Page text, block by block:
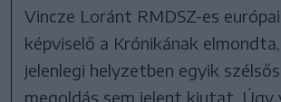
Vincze Loránt RMDSZ-es
képviselő a Krónikának
jelenlegi helyzetben egyik
megoldás sem jelent kiutat. Úgy